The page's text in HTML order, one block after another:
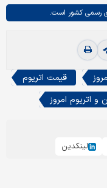
رسمی کشور است.
قیمت اتریوم
اتریوم امروز
لینکدین